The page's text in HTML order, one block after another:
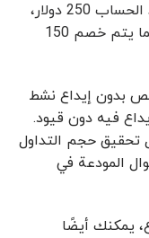
حجم التداول المطلوب، وبلغ رصيد الحساب 250 دولار،
يحق له سحب 100 دولار فقط، بينما يتم خصم 150
بدون إيداع نشط
فيه دون قيود.
تحقيق حجم التداول
المودعة في
يمكنك أيضًا